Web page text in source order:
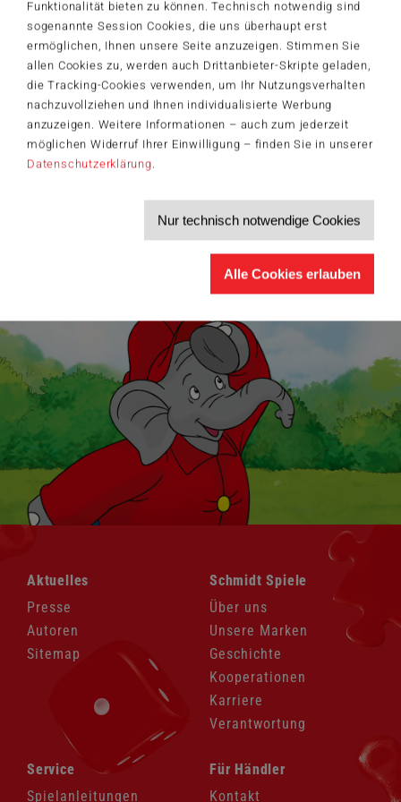
Funktionalität bieten zu können. Technisch notwendig sind
sogenannte Session Cookies, die uns überhaupt erst
ermöglichen, Ihnen unsere Seite anzuzeigen. Stimmen Sie
allen Cookies zu, werden auch Drittanbieter-Skripte geladen,
die Tracking-Cookies verwenden, um Ihr Nutzungsverhalten
nachzuvollziehen und Ihnen individualisierte Werbung
anzuzeigen. Weitere Informationen – auch zum jederzeit
möglichen Widerruf Ihrer Einwilligung – finden Sie in unserer
Datenschutzerklärung
Nur technisch notwendige Cookies
Alle Cookies erlauben
Der Schmidt-Spiele-Newsletter
Jetzt anmelden und 5€ Willkommensrabatt sichern
Bleiben Sie auf dem Laufenden zu Neuheiten, Trends und aktuellen
Themen rund um Schmidt ®Spiele – und sichern Sie sich einen
Willkommensgutschein in Höhe von 5€ für Ihren nächsten Einkauf im
Schmidt-Spiele-Shop.
Produktneuheiten und Sortimentserweiterungen
Aktuelle Themen und Trends aus der Spielewelt
Ich möchte den Schmidt-Spiele-Newsletter erhalten. Die Abmeldung ist
>
Navigation
überspringen
Aktuelles
Presse
Autoren
Sitemap
Navigation
überspringen
Schmidt Spiele
Über uns
Unsere Marken
Geschichte
Kooperationen
Karriere
Verantwortung
Navigation
überspringen
Service
Spielanleitungen
Navigation
überspringen
Für Händler
Kontakt